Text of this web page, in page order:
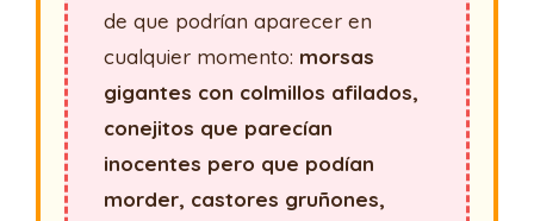
de que podrían aparecer en
cualquier momento: morsas
gigantes con colmillos afilados,
conejitos que parecían
inocentes pero que podían
morder, castores gruñones,